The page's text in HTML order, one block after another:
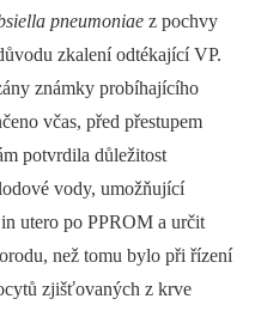
pneumoniae z pochvy
zkalení odtékající VP.
známky probíhajícího
včas, před přestupem
potvrdila důležitost
vody, umožňující
utero po PPROM a určit
než tomu bylo při řízení
zjišťovaných z krve